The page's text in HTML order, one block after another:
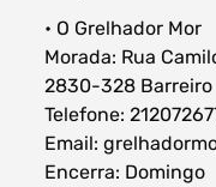
• O Grelhador Mor
Morada: Rua
2830-328 Barreiro
Telefone:
Email:
Encerra: Domingo